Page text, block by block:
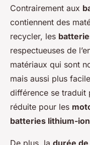
Contrairement aux
contiennent des
recycler, les
respectueuses de
matériaux qui sont
mais aussi plus
différence se traduit
réduite pour les
batteries lithium-ion
De plus, la durée de